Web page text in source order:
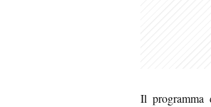
Il programma